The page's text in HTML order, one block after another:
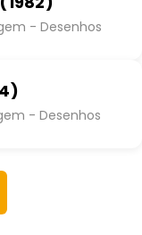
- Desenhos
- Desenhos